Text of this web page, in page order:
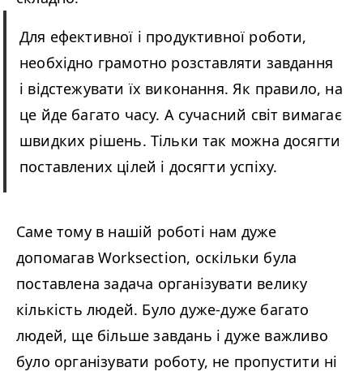
Для ефективної і продуктивної роботи,
необхідно грамотно розставляти завдання
і відстежувати їх виконання. Як правило, на
це йде багато часу. А сучасний світ вимагає
швидких рішень. Тільки так можна досягти
поставлених цілей і досягти успіху.
Саме тому в нашій роботі нам дуже
допомагав Worksection, оскільки була
поставлена задача організувати велику
кількість людей. Було дуже-дуже багато
людей, ще більше завдань і дуже важливо
було організувати роботу, не пропустити ні